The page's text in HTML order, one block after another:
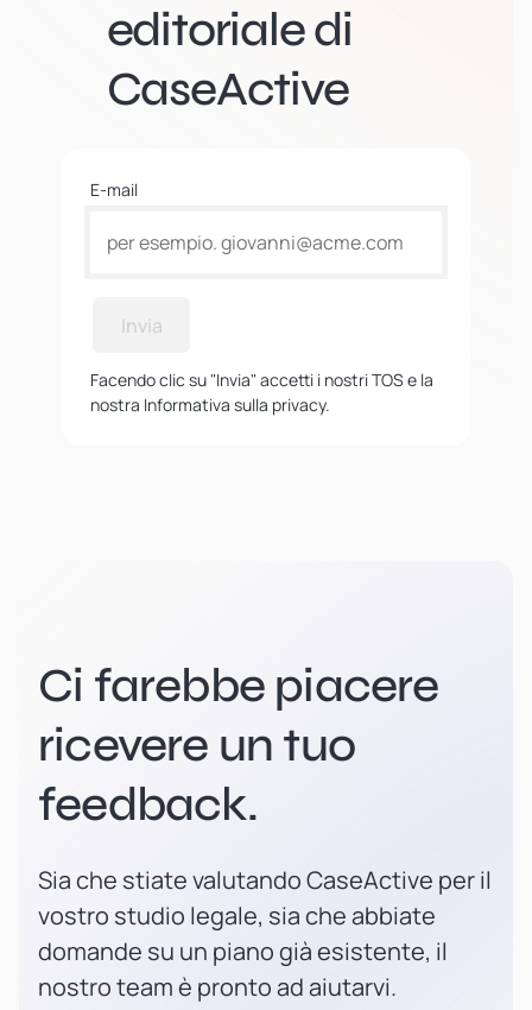
editoriale di
CaseActive
E-mail
Invia
Facendo clic su "Invia" accetti i nostri TOS e la
nostra Informativa sulla privacy.
Ci farebbe piacere
ricevere un tuo
feedback.
Sia che stiate valutando CaseActive per il
vostro studio legale, sia che abbiate
domande su un piano già esistente, il
nostro team è pronto ad aiutarvi.